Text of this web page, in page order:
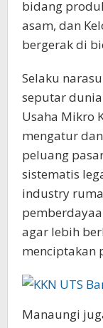
bidang
asam, dan
bergerak di
Selaku
seputar dunia
Usaha Mikro
mengatur
peluang
sistematis
industry
agar lebih
menciptakan
Manaungi